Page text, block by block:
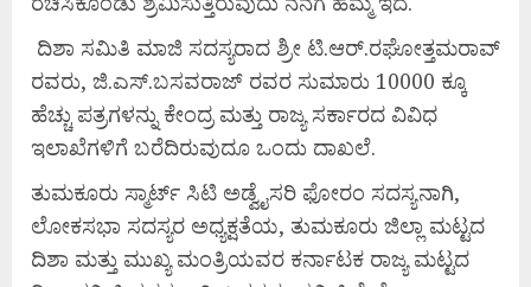
ದಿಶಾ ಸಮಿತಿ ಮಾಜಿ ಸದಸ್ಯರಾದ ಶ್ರೀ ಟಿ.ಆರ್.ರಘೋತ್ತಮರಾವ್
ರವರು, ಜಿ.ಎಸ್.ಬಸವರಾಜ್ ರವರ ಸುಮಾರು 10000 ಕ್ಕೂ
ಹೆಚ್ಚು ಪತ್ರಗಳನ್ನು ಕೇಂದ್ರ ಮತ್ತು ರಾಜ್ಯ ಸರ್ಕಾರದ ವಿವಿಧ
ಇಲಾಖೆಗಳಿಗೆ ಬರೆದಿರುವುದೂ ಒಂದು ದಾಖಲೆ.
ತುಮಕೂರು ಸ್ಮಾರ್ಟ್ ಸಿಟಿ ಅಡ್ವೈಸರಿ ಫೋರಂ ಸದಸ್ಯನಾಗಿ,
ಲೋಕಸಭಾ ಸದಸ್ಯರ ಅಧ್ಯಕ್ಷತೆಯ, ತುಮಕೂರು ಜಿಲ್ಲಾ ಮಟ್ಟದ
ದಿಶಾ ಮತ್ತು ಮುಖ್ಯ ಮಂತ್ರಿಯವರ ಕರ್ನಾಟಕ ರಾಜ್ಯ ಮಟ್ಟದ